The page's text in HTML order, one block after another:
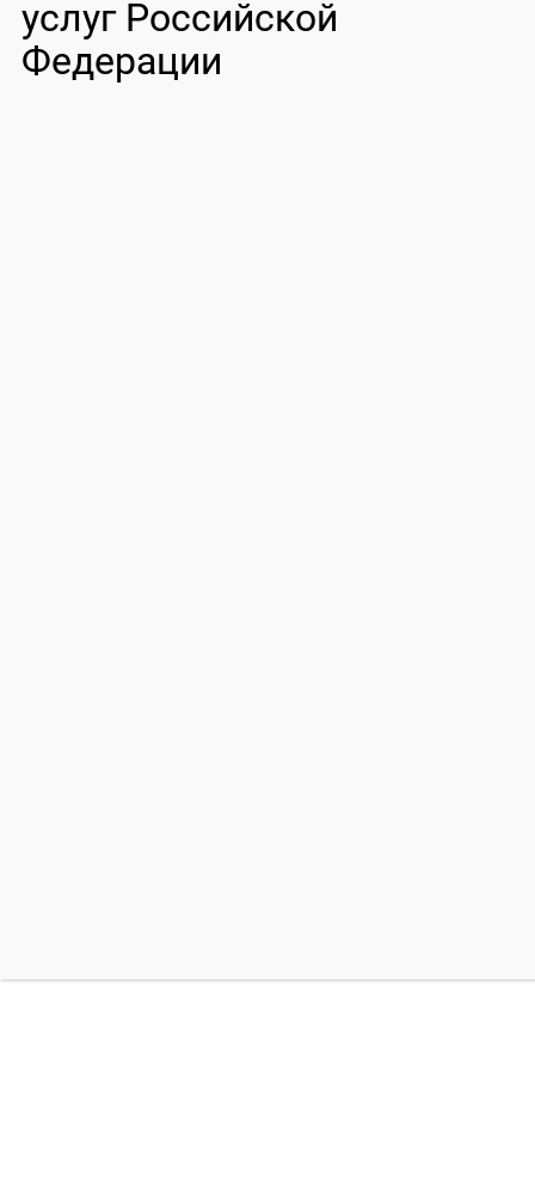
услуг Российской
Федерации